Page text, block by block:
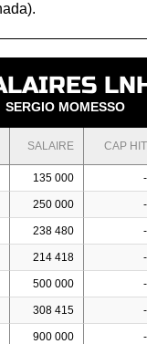
SERGIO MOMESSO
SALAIRE CAP HIT
135 000 -
250 000 -
238 480 -
214 418 -
500 000 -
308 415 -
900 000 -